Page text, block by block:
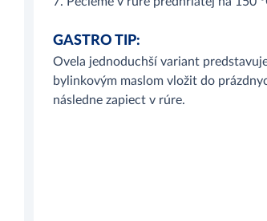
GASTRO TIP:
Ovela jednoduchší variant
bylinkovým maslom vložit do
následne zapiect v rúre.